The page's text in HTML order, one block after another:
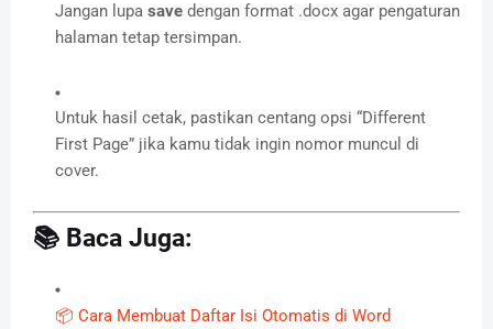
Jangan lupa save dengan format .docx agar pengaturan
halaman tetap tersimpan.
Untuk hasil cetak, pastikan centang opsi “Different
First Page” jika kamu tidak ingin nomor muncul di
cover.
📚 Baca Juga:
📦 Cara Membuat Daftar Isi Otomatis di Word